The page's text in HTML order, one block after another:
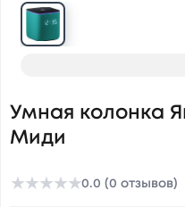
Умная колонка
Миди
★★★★★0.0 (0 отзывов)